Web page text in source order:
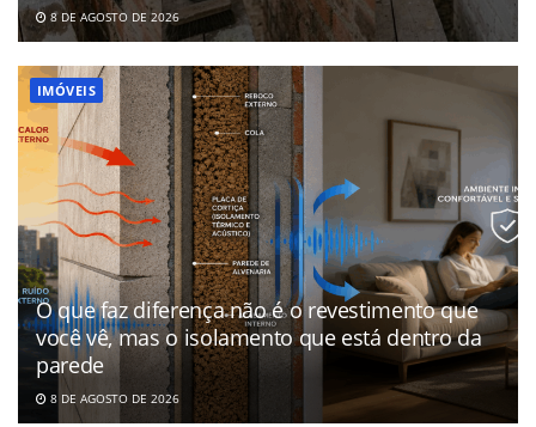
8 DE AGOSTO DE 2026
IMÓVEIS
O que faz diferença não é o revestimento que
você vê, mas o isolamento que está dentro da
parede
8 DE AGOSTO DE 2026